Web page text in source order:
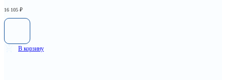
16 105 ₽
В корзину